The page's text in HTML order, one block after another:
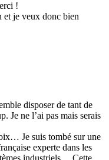
!
et je veux donc bien
disposer de tant de
Je ne l’ai pas mais serais
Je suis tombé sur une
experte dans les